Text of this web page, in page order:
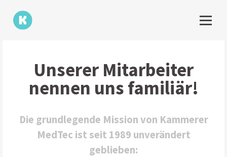
Unserer Mitarbeiter
nennen uns familiär!
Die grundlegende Mission von Kammerer
MedTec ist seit 1989 unverändert
geblieben: